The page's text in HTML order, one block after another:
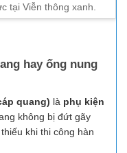
tại Viễn thông xanh.
hay ống nung
quang) là phụ kiện
không bị đứt gãy
khi thi công hàn